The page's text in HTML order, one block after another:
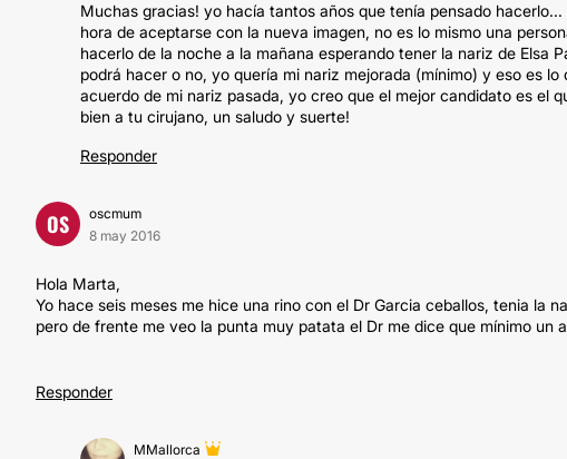
Muchas gracias! yo hacía tantos años que tenía pensado
hora de aceptarse con la nueva imagen, no es lo mismo una
hacerlo de la noche a la mañana esperando tener la nariz de Elsa
podrá hacer o no, yo quería mi nariz mejorada (mínimo) y eso es
acuerdo de mi nariz pasada, yo creo que el mejor candidato es el
bien a tu cirujano, un saludo y suerte!
Responder
OS
oscmum
8 may 2016
Hola Marta,
Yo hace seis meses me hice una rino con el Dr Garcia ceballos, tenia la
pero de frente me veo la punta muy patata el Dr me dice que mínimo un
Responder
MMallorca